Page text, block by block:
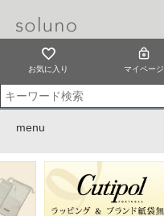
お気に入り マイページ
menu